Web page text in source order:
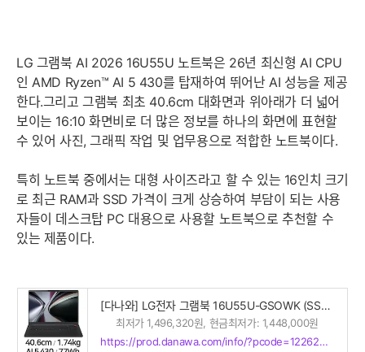
LG 그램북 AI 2026 16U55U 노트북은 26년 최신형 AI CPU
인 AMD Ryzen™ AI 5 430를 탑재하여 뛰어난 AI 성능을 제공
한다.그리고 그램북 최초 40.6cm 대화면과 위아래가 더 넓어
보이는 16:10 화면비로 더 많은 정보를 하나의 화면에 표현할
수 있어 사진, 그래픽 작업 및 업무용으로 적합한 노트북이다.
특히 노트북 중에서는 대형 사이즈라고 할 수 있는 16인치 크기
로 최근 RAM과 SSD 가격이 크게 상승하여 부담이 되는 사용
자들이 데스크탑 PC 대용으로 사용할 노트북으로 추천할 수
있는 제품이다.
[다나와] LG전자 그램북 16U55U-GSOWK (SSD 256GB)
최저가 1,496,320원, 현금최저가: 1,448,000원
https://prod.danawa.com/info/?pcode=122624573